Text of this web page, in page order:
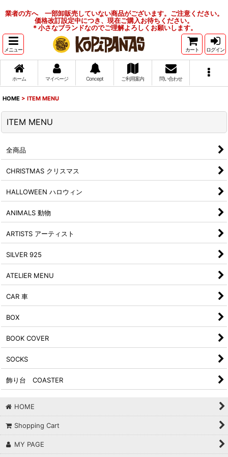
業者の方へ 一部卸販売していない商品がございます。ご注意ください。
価格改訂設定中につき、現在ご購入お待ちください。
＊小さなブランドなのでご理解よろしくお願いします。
メニュー カート ログイン
ホーム マイページ Concept ご利用案内 問い合わせ
HOME > ITEM MENU
ITEM MENU
全商品
CHRISTMAS クリスマス
HALLOWEEN ハロウィン
ANIMALS 動物
ARTISTS アーティスト
SILVER 925
ATELIER MENU
CAR 車
BOX
BOOK COVER
SOCKS
飾り台 COASTER
HOME
Shopping Cart
MY PAGE